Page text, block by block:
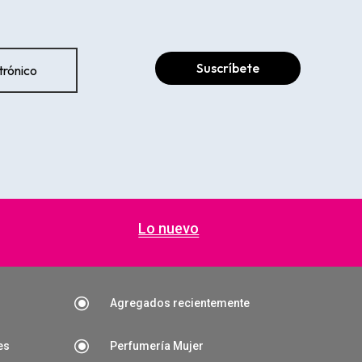
Suscríbete
Lo nuevo
\ Agregados recientemente
\ Perfumería Mujer